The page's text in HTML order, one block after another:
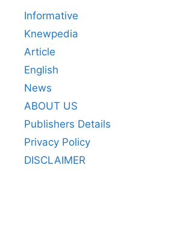
Informative
Knewpedia
Article
English
News
ABOUT US
Publishers Details
Privacy Policy
DISCLAIMER